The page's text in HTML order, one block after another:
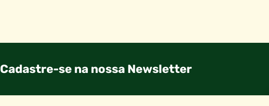
Cadastre-se na nossa Newsletter